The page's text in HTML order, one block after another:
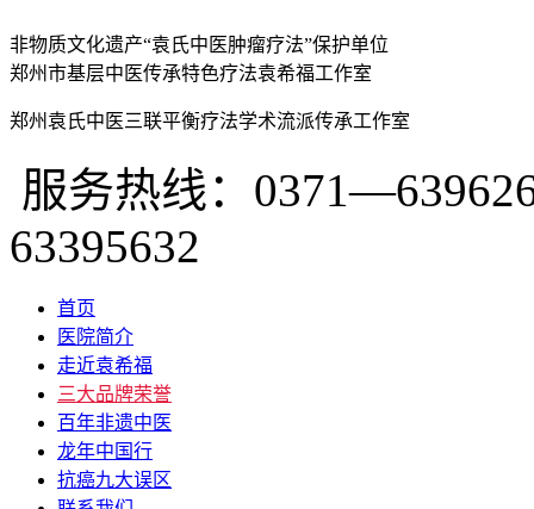
非物质文化遗产“袁氏中医肿瘤疗法”保护单位
郑州市基层中医传承特色疗法袁希福工作室
郑州袁氏中医三联平衡疗法学术流派传承工作室
服务热线：
63395632
首页
医院简介
走近袁希福
三大品牌荣誉
百年非遗中医
龙年中国行
抗癌九大误区